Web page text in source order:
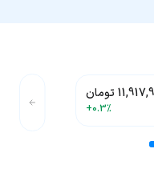
175,000 تومان
+0%